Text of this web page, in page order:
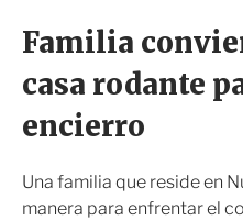
Familia
casa rodante
encierro
Una familia que reside en
manera para enfrentar el